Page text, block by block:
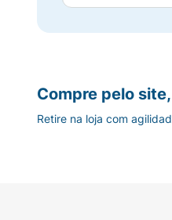
Compre pelo
Retire na loja com